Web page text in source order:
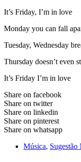
It’s Friday, I’m in love
Monday you can fall
Tuesday, Wednesday
Thursday doesn’t even
It’s Friday I’m in love
Share on facebook
Share on twitter
Share on linkedin
Share on pinterest
Share on whatsapp
Música, Sugestão